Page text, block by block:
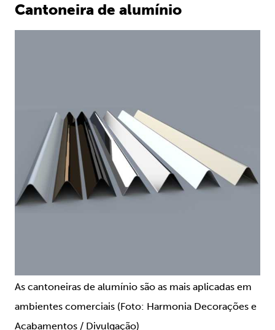
Cantoneira de alumínio
As cantoneiras de alumínio são as mais aplicadas em
ambientes comerciais (Foto: Harmonia Decorações e
Acabamentos / Divulgação)